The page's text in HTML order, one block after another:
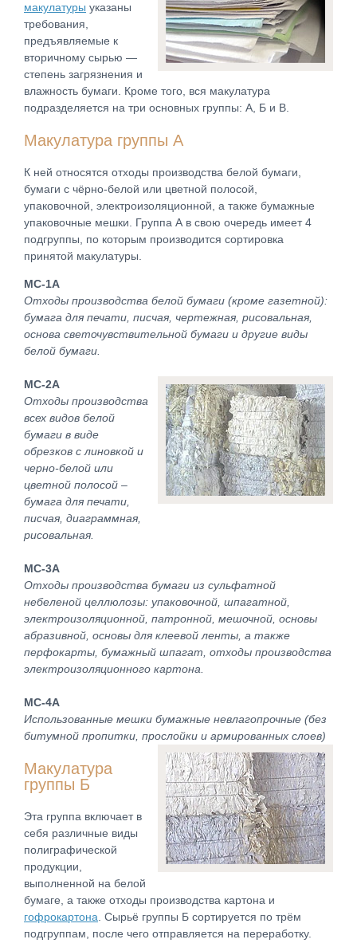
макулатуры указаны
требования,
предъявляемые к
вторичному сырью —
степень загрязнения и
влажность бумаги. Кроме того, вся макулатура
подразделяется на три основных группы: А, Б и В.
Макулатура группы А
К ней относятся отходы производства белой бумаги,
бумаги с чёрно-белой или цветной полосой,
упаковочной, электроизоляционной, а также бумажные
упаковочные мешки. Группа А в свою очередь имеет 4
подгруппы, по которым производится сортировка
принятой макулатуры.
МС-1А
Отходы производства белой бумаги (кроме газетной):
бумага для печати, писчая, чертежная, рисовальная,
основа светочувствительной бумаги и другие виды
белой бумаги.
МС-2А
Отходы производства
всех видов белой
бумаги в виде
обрезков с линовкой и
черно-белой или
цветной полосой –
бумага для печати,
писчая, диаграммная,
рисовальная.
МС-3А
Отходы производства бумаги из сульфатной
небеленой целлюлозы: упаковочной, шпагатной,
электроизоляционной, патронной, мешочной, основы
абразивной, основы для клеевой ленты, а также
перфокарты, бумажный шпагат, отходы производства
электроизоляционного картона.
МС-4А
Использованные мешки бумажные невлагопрочные (без
битумной пропитки, прослойки и армированных слоев)
Макулатура
группы Б
Эта группа включает в
себя различные виды
полиграфической
продукции,
выполненной на белой
бумаге, а также отходы производства картона и
гофрокартона. Сырьё группы Б сортируется по трём
подгруппам, после чего отправляется на переработку.